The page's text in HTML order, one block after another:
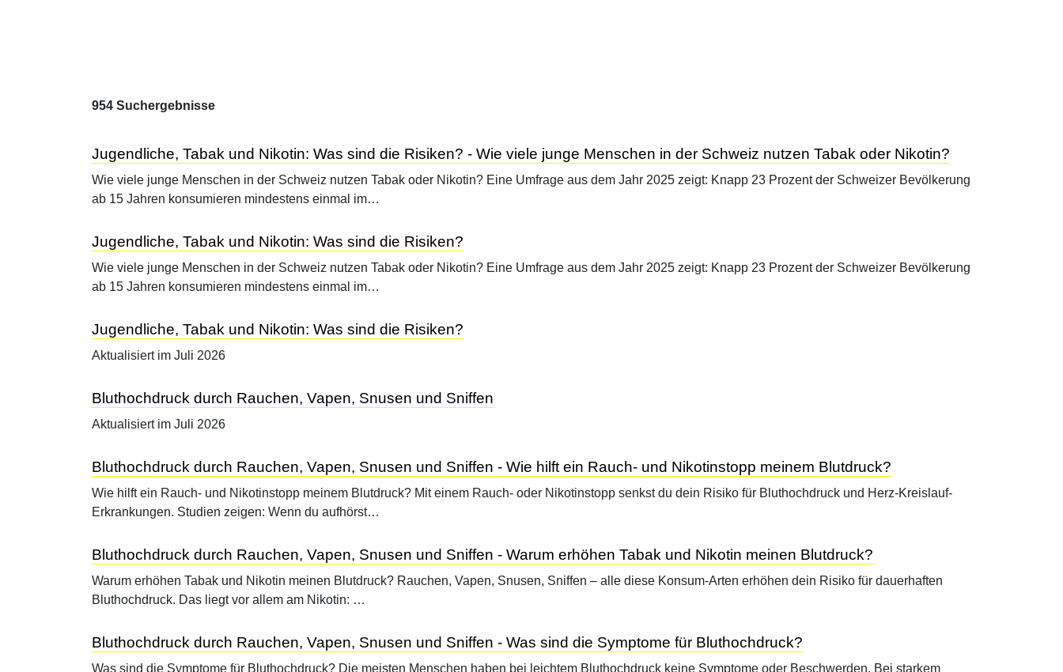
954 Suchergebnisse
Jugendliche, Tabak und Nikotin: Was sind die Risiken? - Wie viele junge Menschen in der Schweiz nutzen Tabak oder Nikotin?
Wie viele junge Menschen in der Schweiz nutzen Tabak oder Nikotin? Eine Umfrage aus dem Jahr 2025 zeigt: Knapp 23 Prozent der Schweizer Bevölkerung
ab 15 Jahren konsumieren mindestens einmal im…
Jugendliche, Tabak und Nikotin: Was sind die Risiken?
Wie viele junge Menschen in der Schweiz nutzen Tabak oder Nikotin? Eine Umfrage aus dem Jahr 2025 zeigt: Knapp 23 Prozent der Schweizer Bevölkerung
ab 15 Jahren konsumieren mindestens einmal im…
Jugendliche, Tabak und Nikotin: Was sind die Risiken?
Aktualisiert im Juli 2026
Bluthochdruck durch Rauchen, Vapen, Snusen und Sniffen
Aktualisiert im Juli 2026
Bluthochdruck durch Rauchen, Vapen, Snusen und Sniffen - Wie hilft ein Rauch- und Nikotinstopp meinem Blutdruck?
Wie hilft ein Rauch- und Nikotinstopp meinem Blutdruck? Mit einem Rauch- oder Nikotinstopp senkst du dein Risiko für Bluthochdruck und Herz-Kreislauf-
Erkrankungen. Studien zeigen: Wenn du aufhörst…
Bluthochdruck durch Rauchen, Vapen, Snusen und Sniffen - Warum erhöhen Tabak und Nikotin meinen Blutdruck?
Warum erhöhen Tabak und Nikotin meinen Blutdruck? Rauchen, Vapen, Snusen, Sniffen – alle diese Konsum-Arten erhöhen dein Risiko für dauerhaften
Bluthochdruck. Das liegt vor allem am Nikotin: …
Bluthochdruck durch Rauchen, Vapen, Snusen und Sniffen - Was sind die Symptome für Bluthochdruck?
Was sind die Symptome für Bluthochdruck? Die meisten Menschen haben bei leichtem Bluthochdruck keine Symptome oder Beschwerden. Bei starkem